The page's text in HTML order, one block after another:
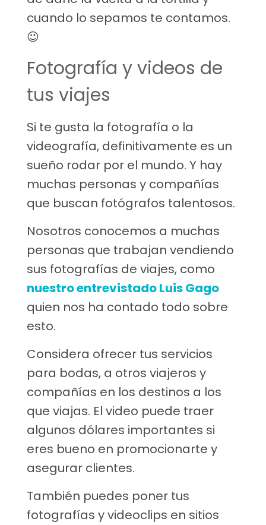
cuando lo sepamos te contamos.
😉
Fotografía y videos de
tus viajes
Si te gusta la fotografía o la
videografía, definitivamente es un
sueño rodar por el mundo. Y hay
muchas personas y compañías
que buscan fotógrafos talentosos.
Nosotros conocemos a muchas
personas que trabajan vendiendo
sus fotografías de viajes, como
nuestro entrevistado Luis Gago
quien nos ha contado todo sobre
esto.
Considera ofrecer tus servicios
para bodas, a otros viajeros y
compañías en los destinos a los
que viajas. El video puede traer
algunos dólares importantes si
eres bueno en promocionarte y
asegurar clientes.
También puedes poner tus
fotografías y videoclips en sitios